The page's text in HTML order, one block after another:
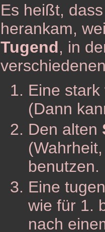
Es heißt,
herankam,
Tugend, in
Eine stark
(Dann
Den alten
benutzen.
Eine
wie für 1.
nach